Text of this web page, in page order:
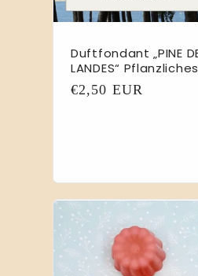
Duftfondant „PINE
LANDES“
Normaler
€2,50 EUR